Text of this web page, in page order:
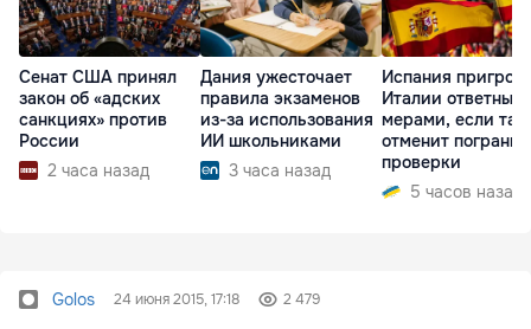
Сенат США принял
закон об «адских
санкциях» против
России
2 часа назад
Дания ужесточает
правила экзаменов
из-за использования
ИИ школьниками
3 часа назад
Испания
Италии
мерами, если та
отменит
проверки
5 часов назад
Golos 24 июня 2015, 17:18 2 479